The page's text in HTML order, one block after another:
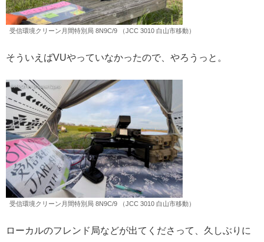
受信環境クリーン月間特別局 8N9C/9 （JCC 3010 白山市移動）
そういえばVUやっていなかったので、やろうっと。
受信環境クリーン月間特別局 8N9C/9 （JCC 3010 白山市移動）
ローカルのフレンド局などが出てくださって、久しぶりに